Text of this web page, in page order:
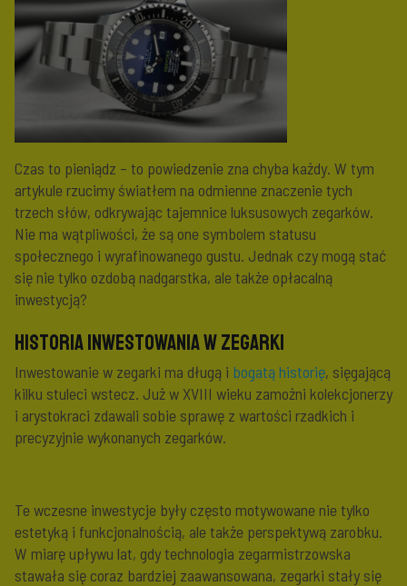
Czas to pieniądz – to powiedzenie zna chyba każdy. W tym
artykule rzucimy światłem na odmienne znaczenie tych
trzech słów, odkrywając tajemnice luksusowych zegarków.
Nie ma wątpliwości, że są one symbolem statusu
społecznego i wyrafinowanego gustu. Jednak czy mogą stać
się nie tylko ozdobą nadgarstka, ale także opłacalną
inwestycją?
Historia inwestowania w zegarki
Inwestowanie w zegarki ma długą i bogatą historię, sięgającą
kilku stuleci wstecz. Już w XVIII wieku zamożni kolekcjonerzy
i arystokraci zdawali sobie sprawę z wartości rzadkich i
precyzyjnie wykonanych zegarków.
Te wczesne inwestycje były często motywowane nie tylko
estetyką i funkcjonalnością, ale także perspektywą zarobku.
W miarę upływu lat, gdy technologia zegarmistrzowska
stawała się coraz bardziej zaawansowana, zegarki stały się